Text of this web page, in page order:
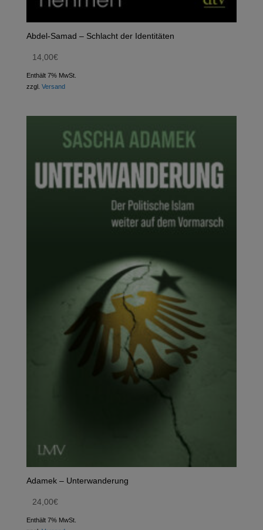
Abdel-Samad – Schlacht der Identitäten
14,00€
Enthält 7% MwSt.
zzgl. Versand
Adamek – Unterwanderung
24,00€
Enthält 7% MwSt.